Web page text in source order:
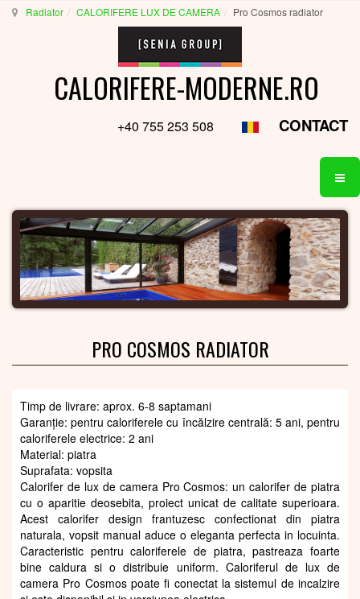
Radiator CALORIFERE LUX DE CAMERA Pro Cosmos radiator
CALORIFERE-MODERNE.RO
+40 755 253 508 CONTACT
PRO COSMOS RADIATOR
Timp de livrare: aprox. 6-8 saptamani
Garanție: pentru caloriferele cu încălzire centrală: 5 ani, pentru
caloriferele electrice: 2 ani
Material: piatra
Suprafata: vopsita
Calorifer de lux de camera Pro Cosmos: un calorifer de piatra
cu o aparitie deosebita, proiect unicat de calitate superioara.
Acest calorifer design frantuzesc confectionat din piatra
naturala, vopsit manual aduce o eleganta perfecta in locuinta.
Caracteristic pentru caloriferele de piatra, pastreaza foarte
bine caldura si o distribuie uniform. Caloriferul de lux de
camera Pro Cosmos poate fi conectat la sistemul de incalzire